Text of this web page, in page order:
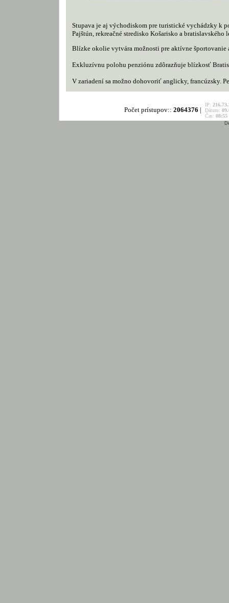
Stupava je aj východiskom pre turistické vychádzky k
Pajštún, rekreačné stredisko Košarisko a
Blízke okolie vytvára možnosti pre aktívne
Exkluzívnu polohu penziónu zdôrazňuje blízkosť
V zariadení sa možno dohovoriť anglicky, francúzsky.
Počet prístupov:: 2064376 |
IP:
Dátum:
Čas: 08:55